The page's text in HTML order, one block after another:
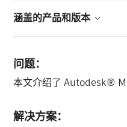
涵盖的产品和版本
问题：
本文介绍了 Autodesk®
解决方案：